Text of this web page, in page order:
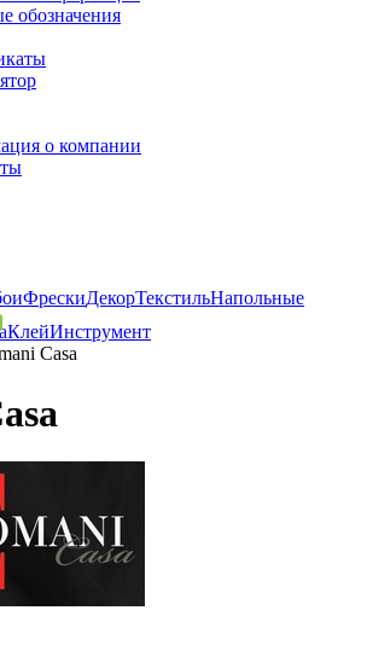
обозначения
о компании
ФрескиДекорТекстильНапольные
КлейИнструмент
Casa